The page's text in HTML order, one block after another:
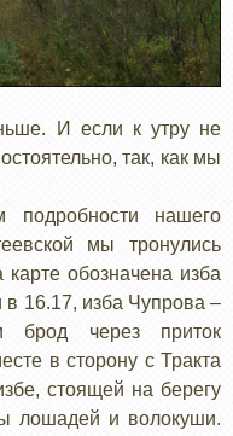
И если к утру не
так, как мы
подробности нашего
мы тронулись
обозначена изба
16.17, изба Чупрова –
через приток
в сторону с Тракта
стоящей на берегу
лошадей и волокуши.